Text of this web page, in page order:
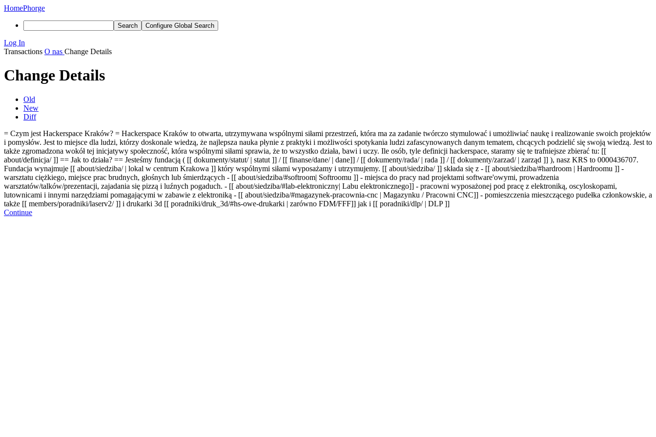
HomePhorge
Search Configure Global Search
Log In
Transactions O nas Change Details
Change Details
Old
New
Diff
= Czym jest Hackerspace Kraków? = Hackerspace Kraków to otwarta, utrzymywana wspólnymi siłami przestrzeń, która ma za zadanie twórczo stymulować i umożliwiać naukę i realizowanie swoich projektów
i pomysłów. Jest to miejsce dla ludzi, którzy doskonale wiedzą, że najlepsza nauka płynie z praktyki i możliwości spotykania ludzi zafascynowanych danym tematem, chcących podzielić się swoją wiedzą. Jest to
także zgromadzona wokół tej inicjatywy społeczność, która wspólnymi siłami sprawia, że to wszystko działa, bawi i uczy. Ile osób, tyle definicji hackerspace, staramy się te trafniejsze zbierać tu: [[
about/definicja/ ]] == Jak to działa? == Jesteśmy fundacją ( [[ dokumenty/statut/ | statut ]] / [[ finanse/dane/ | dane]] / [[ dokumenty/rada/ | rada ]] / [[ dokumenty/zarzad/ | zarząd ]] ), nasz KRS to 0000436707.
Fundacja wynajmuje [[ about/siedziba/ | lokal w centrum Krakowa ]] który wspólnymi siłami wyposażamy i utrzymujemy. [[ about/siedziba/ ]] składa się z - [[ about/siedziba/#hardroom | Hardroomu ]] -
warsztatu ciężkiego, miejsce prac brudnych, głośnych lub śmierdzących - [[ about/siedziba/#softroom| Softroomu ]] - miejsca do pracy nad projektami software'owymi, prowadzenia
warsztatów/talków/prezentacji, zajadania się pizzą i luźnych pogaduch. - [[ about/siedziba/#lab-elektroniczny| Labu elektronicznego]] - pracowni wyposażonej pod pracę z elektroniką, oscyloskopami,
lutownicami i innymi narzędziami pomagającymi w zabawie z elektroniką - [[ about/siedziba/#magazynek-pracownia-cnc | Magazynku / Pracowni CNC]] - pomieszczenia mieszczącego pudełka członkowskie, a
także [[ members/poradniki/laserv2/ ]] i drukarki 3d [[ poradniki/druk_3d/#hs-owe-drukarki | zarówno FDM/FFF]] jak i [[ poradniki/dlp/ | DLP ]]
Continue